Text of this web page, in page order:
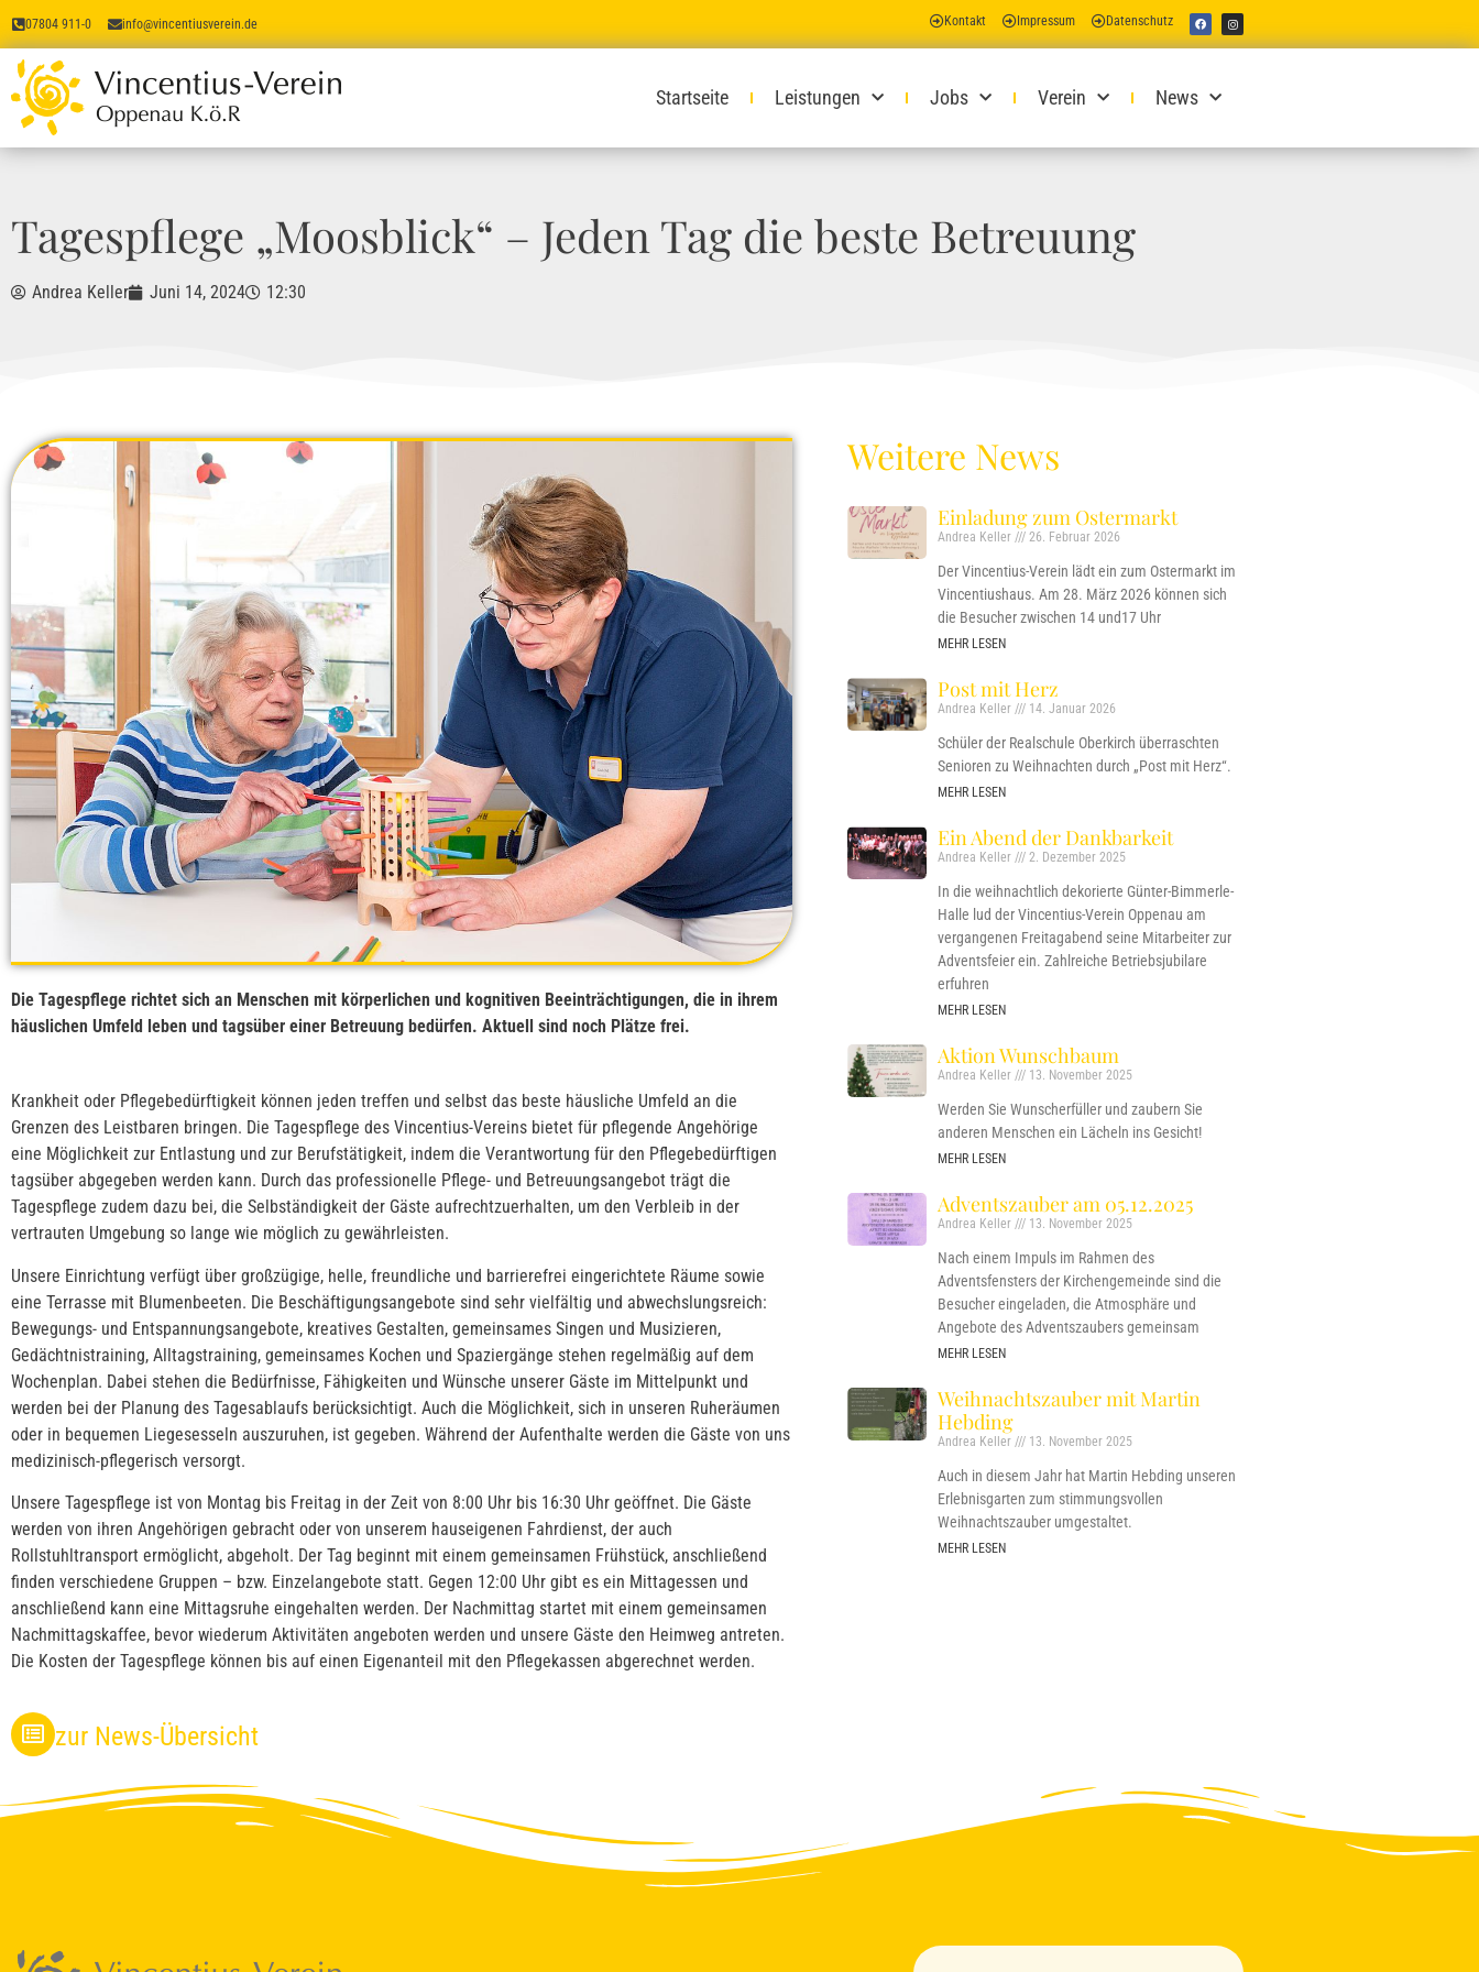
07804 911-0 info@vincentiusverein.de Kontakt Impressum Datenschutz
Startseite Leistungen Jobs Verein News
Tagespflege „Moosblick“ – Jeden Tag die beste Betreuung
Andrea Keller Juni 14, 2024 12:30
Die Tagespflege richtet sich an Menschen mit körperlichen und kognitiven Beeinträchtigungen, die in ihrem
häuslichen Umfeld leben und tagsüber einer Betreuung bedürfen. Aktuell sind noch Plätze frei.
Krankheit oder Pflegebedürftigkeit können jeden treffen und selbst das beste häusliche Umfeld an die
Grenzen des Leistbaren bringen. Die Tagespflege des Vincentius-Vereins bietet für pflegende Angehörige
eine Möglichkeit zur Entlastung und zur Berufstätigkeit, indem die Verantwortung für den Pflegebedürftigen
tagsüber abgegeben werden kann. Durch das professionelle Pflege- und Betreuungsangebot trägt die
Tagespflege zudem dazu bei, die Selbständigkeit der Gäste aufrechtzuerhalten, um den Verbleib in der
vertrauten Umgebung so lange wie möglich zu gewährleisten.
Unsere Einrichtung verfügt über großzügige, helle, freundliche und barrierefrei eingerichtete Räume sowie
eine Terrasse mit Blumenbeeten. Die Beschäftigungsangebote sind sehr vielfältig und abwechslungsreich:
Bewegungs- und Entspannungsangebote, kreatives Gestalten, gemeinsames Singen und Musizieren,
Gedächtnistraining, Alltagstraining, gemeinsames Kochen und Spaziergänge stehen regelmäßig auf dem
Wochenplan. Dabei stehen die Bedürfnisse, Fähigkeiten und Wünsche unserer Gäste im Mittelpunkt und
werden bei der Planung des Tagesablaufs berücksichtigt. Auch die Möglichkeit, sich in unseren Ruheräumen
oder in bequemen Liegesesseln auszuruhen, ist gegeben. Während der Aufenthalte werden die Gäste von uns
medizinisch-pflegerisch versorgt.
Unsere Tagespflege ist von Montag bis Freitag in der Zeit von 8:00 Uhr bis 16:30 Uhr geöffnet. Die Gäste
werden von ihren Angehörigen gebracht oder von unserem hauseigenen Fahrdienst, der auch
Rollstuhltransport ermöglicht, abgeholt. Der Tag beginnt mit einem gemeinsamen Frühstück, anschließend
finden verschiedene Gruppen – bzw. Einzelangebote statt. Gegen 12:00 Uhr gibt es ein Mittagessen und
anschließend kann eine Mittagsruhe eingehalten werden. Der Nachmittag startet mit einem gemeinsamen
Nachmittagskaffee, bevor wiederum Aktivitäten angeboten werden und unsere Gäste den Heimweg antreten.
Die Kosten der Tagespflege können bis auf einen Eigenanteil mit den Pflegekassen abgerechnet werden.
zur News-Übersicht
Weitere News
Einladung zum Ostermarkt
Andrea Keller 26. Februar 2026
Der Vincentius-Verein lädt ein zum Ostermarkt im
Vincentiushaus. Am 28. März 2026 können sich
die Besucher zwischen 14 und17 Uhr
MEHR LESEN
Post mit Herz
Andrea Keller 14. Januar 2026
Schüler der Realschule Oberkirch überraschten
Senioren zu Weihnachten durch „Post mit Herz“.
MEHR LESEN
Ein Abend der Dankbarkeit
Andrea Keller 2. Dezember 2025
In die weihnachtlich dekorierte Günter-Bimmerle-
Halle lud der Vincentius-Verein Oppenau am
vergangenen Freitagabend seine Mitarbeiter zur
Adventsfeier ein. Zahlreiche Betriebsjubilare
erfuhren
MEHR LESEN
Aktion Wunschbaum
Andrea Keller 13. November 2025
Werden Sie Wunscherfüller und zaubern Sie
anderen Menschen ein Lächeln ins Gesicht!
MEHR LESEN
Adventszauber am 05.12.2025
Andrea Keller 13. November 2025
Nach einem Impuls im Rahmen des
Adventsfensters der Kirchengemeinde sind die
Besucher eingeladen, die Atmosphäre und
Angebote des Adventszaubers gemeinsam
MEHR LESEN
Weihnachtszauber mit Martin
Hebding
Andrea Keller 13. November 2025
Auch in diesem Jahr hat Martin Hebding unseren
Erlebnisgarten zum stimmungsvollen
Weihnachtszauber umgestaltet.
MEHR LESEN
Online